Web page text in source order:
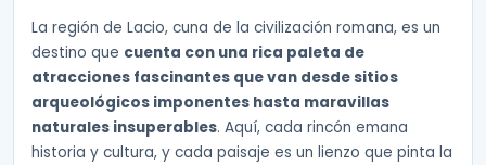
La región de Lacio, cuna de la civilización romana, es un
destino que cuenta con una rica paleta de
atracciones fascinantes que van desde sitios
arqueológicos imponentes hasta maravillas
naturales insuperables. Aquí, cada rincón emana
historia y cultura, y cada paisaje es un lienzo que pinta la